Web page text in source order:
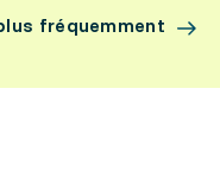
fréquemment